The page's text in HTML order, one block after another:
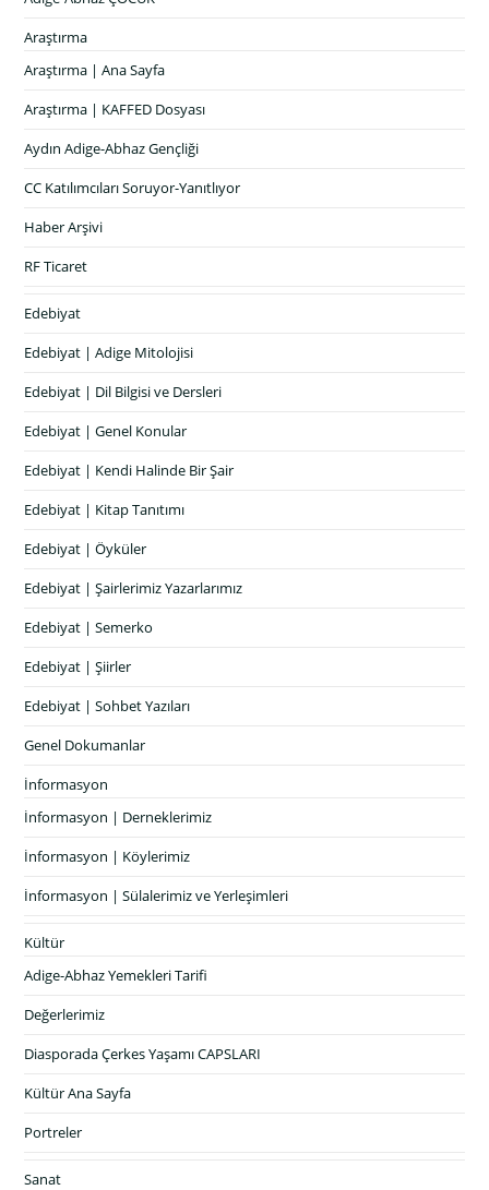
Araştırma
Araştırma | Ana Sayfa
Araştırma | KAFFED Dosyası
Aydın Adige-Abhaz Gençliği
CC Katılımcıları Soruyor-Yanıtlıyor
Haber Arşivi
RF Ticaret
Edebiyat
Edebiyat | Adige Mitolojisi
Edebiyat | Dil Bilgisi ve Dersleri
Edebiyat | Genel Konular
Edebiyat | Kendi Halinde Bir Şair
Edebiyat | Kitap Tanıtımı
Edebiyat | Öyküler
Edebiyat | Şairlerimiz Yazarlarımız
Edebiyat | Semerko
Edebiyat | Şiirler
Edebiyat | Sohbet Yazıları
Genel Dokumanlar
İnformasyon
İnformasyon | Derneklerimiz
İnformasyon | Köylerimiz
İnformasyon | Sülalerimiz ve Yerleşimleri
Kültür
Adige-Abhaz Yemekleri Tarifi
Değerlerimiz
Diasporada Çerkes Yaşamı CAPSLARI
Kültür Ana Sayfa
Portreler
Sanat